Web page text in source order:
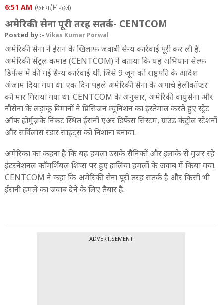
6:51 AM (एक महीने पहले)
अमेरिकी सेना पूरी तरह सतर्क- CENTCOM
Posted by :- Vikas Kumar Porwal
अमेरिकी सेना ने ईरान के खिलाफ जवाबी सैन्य कार्रवाई पूरी कर ली है.
अमेरिकी सेंट्रल कमांड (CENTCOM) ने बताया कि यह अभियान सेल्फ
डिफेंस में की गई सैन्य कार्रवाई थी. जिसे 9 जून को राष्ट्रपति के आदेश
अंजाम दिया गया था. एक दिन पहले अमेरिकी सेना के अपाचे हेलीकॉप्टर
को मार गिराया गया था. CENTCOM के अनुसार, अमेरिकी वायुसेना और
नौसेना के लड़ाकू विमानों ने प्रिसिजन म्यूनिशन का इस्तेमाल करते हुए स्ट्रेट
ऑफ होर्मुज़के निकट स्थित ईरानी एअर डिफेंस सिस्टम, ग्राउंड कंट्रोल स्टेशनों
और सर्विलांस रडार साइट्स को निशाना बनाया.
अमेरिका का कहना है कि यह हमला उसके सैनिकों और इलाके से गुजर रहे
इंटरनेशनल कॉमर्शियल शिप्स पर हुए हालिया हमलों के जवाब में किया गया.
CENTCOM ने कहा कि अमेरिकी सेना पूरी तरह सतर्क है और किसी भी
ईरानी हमले का जवाब देने के लिए तैयार है.
ADVERTISEMENT